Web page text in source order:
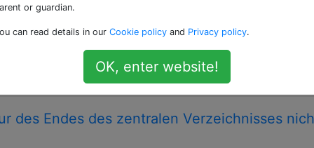
von einem Client erhalten, der ungefähr 800 MB an
FTP unseres Hosting-Unternehmens ist sehr langsam,
lokal zu extrahieren und über FTP zu versenden. Ich
Hosting-Site übertragen, aber …
des Endes des zentralen Verzeichnisses
or guardian.
can read details in our Cookie policy and Privacy policy.
OK, enter website!